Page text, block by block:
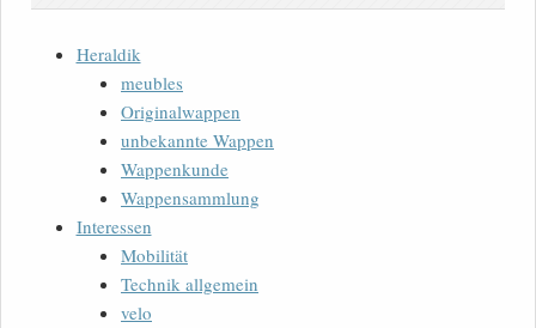
Heraldik
meubles
Originalwappen
unbekannte Wappen
Wappenkunde
Wappensammlung
Interessen
Mobilität
Technik allgemein
velo